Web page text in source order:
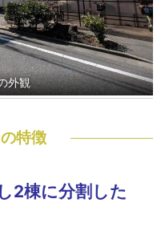
特徴
2棟に分割した